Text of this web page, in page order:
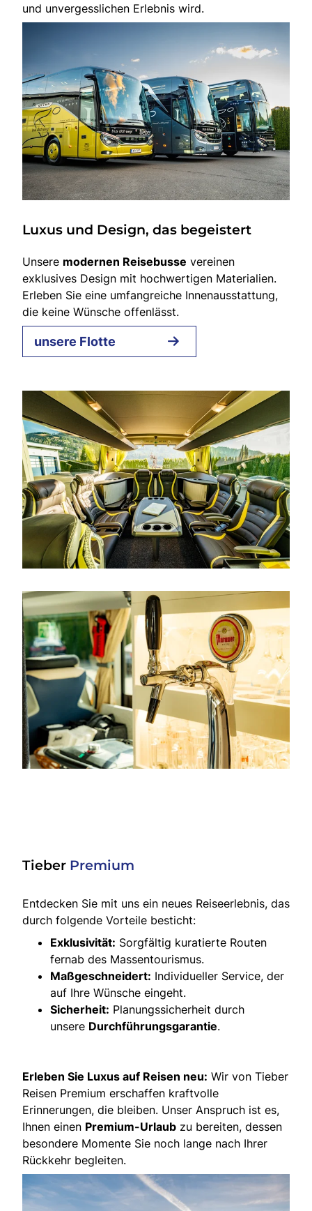
und unvergesslichen Erlebnis wird.
Luxus und Design, das begeistert
Unsere modernen Reisebusse vereinen
exklusives Design mit hochwertigen Materialien.
Erleben Sie eine umfangreiche Innenausstattung,
die keine Wünsche offenlässt.
unsere Flotte
Tieber Premium
Entdecken Sie mit uns ein neues Reiseerlebnis, das
durch folgende Vorteile besticht:
Exklusivität: Sorgfältig kuratierte Routen
fernab des Massentourismus.
Maßgeschneidert: Individueller Service, der
auf Ihre Wünsche eingeht.
Sicherheit: Planungssicherheit durch
unsere Durchführungsgarantie.
Erleben Sie Luxus auf Reisen neu: Wir von Tieber
Reisen Premium erschaffen kraftvolle
Erinnerungen, die bleiben. Unser Anspruch ist es,
Ihnen einen Premium-Urlaub zu bereiten, dessen
besondere Momente Sie noch lange nach Ihrer
Rückkehr begleiten.